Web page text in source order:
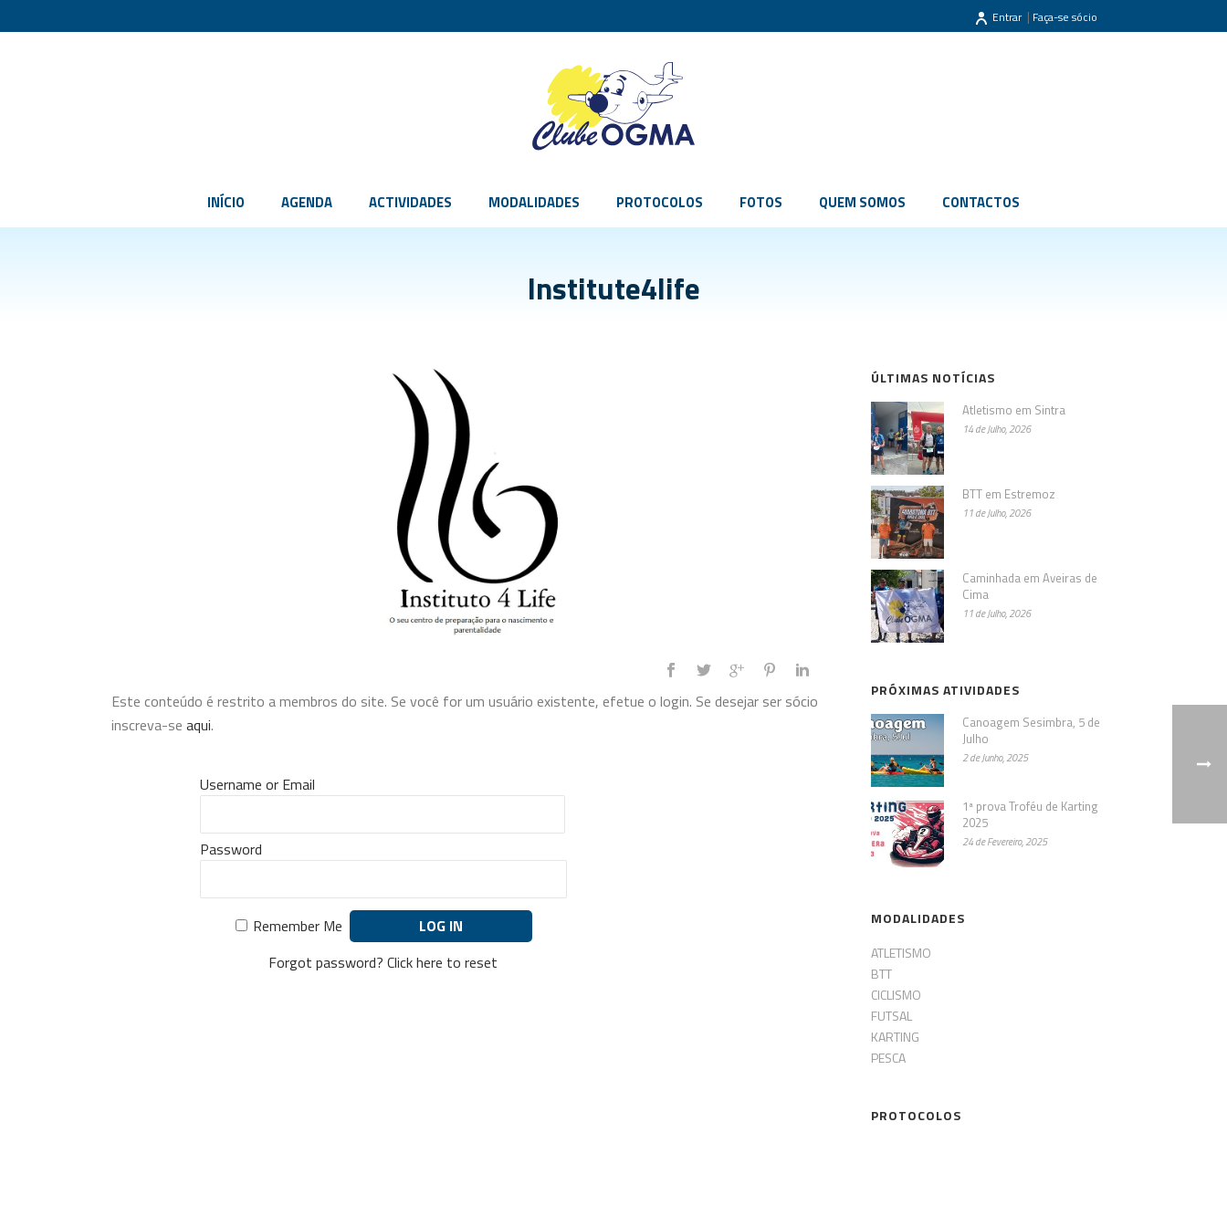
Entrar | Faça-se sócio
INÍCIO AGENDA ACTIVIDADES MODALIDADES PROTOCOLOS FOTOS QUEM SOMOS CONTACTOS
Institute4life
Este conteúdo é restrito a membros do site. Se você for um usuário existente, efetue o login. Se desejar ser sócio
inscreva-se aqui.
Username or Email
Password
Remember Me
Forgot password? Click here to reset
ÚLTIMAS NOTÍCIAS
Atletismo em Sintra
14 de Julho, 2026
BTT em Estremoz
11 de Julho, 2026
Caminhada em Aveiras de
Cima
11 de Julho, 2026
PRÓXIMAS ATIVIDADES
Canoagem Sesimbra, 5 de
Julho
2 de Junho, 2025
1ª prova Troféu de Karting
2025
24 de Fevereiro, 2025
MODALIDADES
ATLETISMO
BTT
CICLISMO
FUTSAL
KARTING
PESCA
PROTOCOLOS